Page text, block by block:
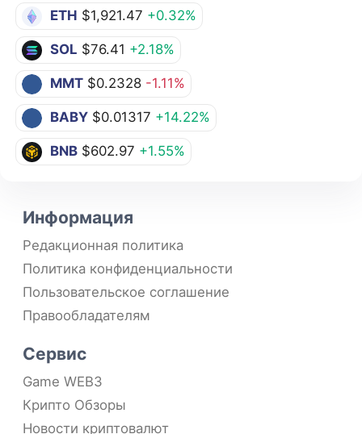
ETH $1,921.47 +0.32%
SOL $76.41 +2.18%
MMT $0.2328 -1.11%
BABY $0.01317 +14.22%
BNB $602.97 +1.55%
Информация
Редакционная политика
Политика конфиденциальности
Пользовательское соглашение
Правообладателям
Сервис
Game WEB3
Крипто Обзоры
Новости криптовалют